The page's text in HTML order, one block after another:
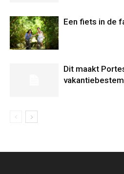
Een fiets in de
Dit maakt